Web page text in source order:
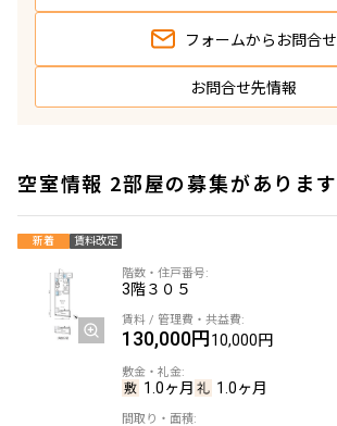
フォームから お問合せ
お問合せ先情報
空室情報 2部屋の募集があります
新着 賃料改定
3階３０５
130,000円10,000円
1.0ヶ月 1.0ヶ月